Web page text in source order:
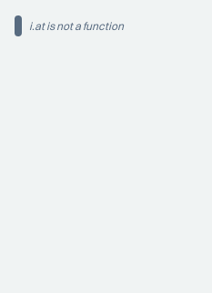
i.at is not a function